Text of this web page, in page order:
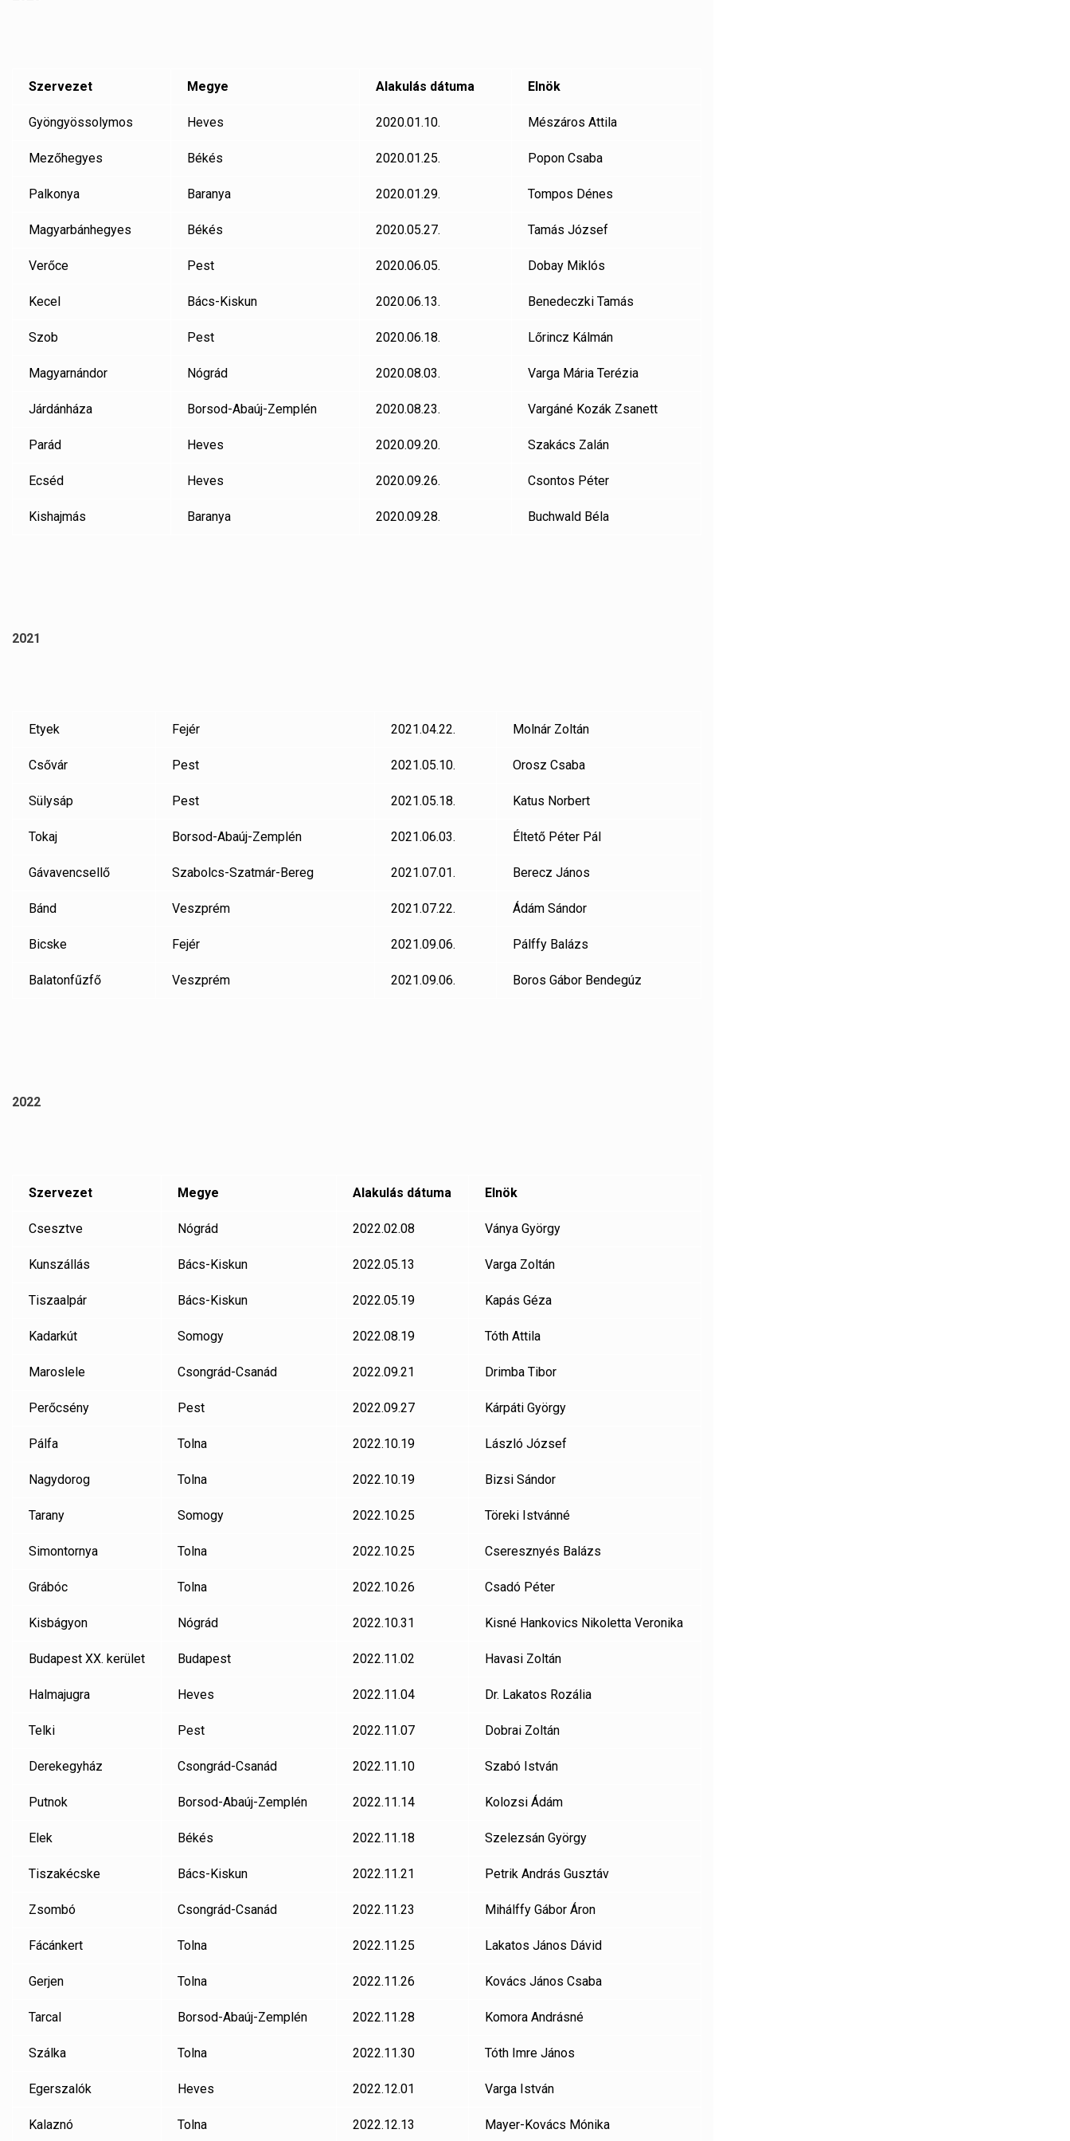
Szervezet Megye Alakulás dátuma Elnök
Gyöngyössolymos Heves 2020.01.10. Mészáros Attila
Mezőhegyes Békés 2020.01.25. Popon Csaba
Palkonya Baranya 2020.01.29. Tompos Dénes
Magyarbánhegyes Békés 2020.05.27. Tamás József
Verőce Pest 2020.06.05. Dobay Miklós
Kecel Bács-Kiskun 2020.06.13. Benedeczki Tamás
Szob Pest 2020.06.18. Lőrincz Kálmán
Magyarnándor Nógrád 2020.08.03. Varga Mária Terézia
Járdánháza Borsod-Abaúj-Zemplén 2020.08.23. Vargáné Kozák Zsanett
Parád Heves 2020.09.20. Szakács Zalán
Ecséd Heves 2020.09.26. Csontos Péter
Kishajmás Baranya 2020.09.28. Buchwald Béla
2021
Etyek Fejér 2021.04.22. Molnár Zoltán
Csővár Pest 2021.05.10. Orosz Csaba
Sülysáp Pest 2021.05.18. Katus Norbert
Tokaj Borsod-Abaúj-Zemplén 2021.06.03. Éltető Péter Pál
Gávavencsellő Szabolcs-Szatmár-Bereg 2021.07.01. Berecz János
Bánd Veszprém 2021.07.22. Ádám Sándor
Bicske Fejér 2021.09.06. Pálffy Balázs
Balatonfűzfő Veszprém 2021.09.06. Boros Gábor Bendegúz
2022
Szervezet Megye Alakulás dátuma Elnök
Csesztve Nógrád 2022.02.08 Ványa György
Kunszállás Bács-Kiskun 2022.05.13 Varga Zoltán
Tiszaalpár Bács-Kiskun 2022.05.19 Kapás Géza
Kadarkút Somogy 2022.08.19 Tóth Attila
Maroslele Csongrád-Csanád 2022.09.21 Drimba Tibor
Perőcsény Pest 2022.09.27 Kárpáti György
Pálfa Tolna 2022.10.19 László József
Nagydorog Tolna 2022.10.19 Bizsi Sándor
Tarany Somogy 2022.10.25 Töreki Istvánné
Simontornya Tolna 2022.10.25 Cseresznyés Balázs
Grábóc Tolna 2022.10.26 Csadó Péter
Kisbágyon Nógrád 2022.10.31 Kisné Hankovics Nikoletta Veronika
Budapest XX. kerület Budapest 2022.11.02 Havasi Zoltán
Halmajugra Heves 2022.11.04 Dr. Lakatos Rozália
Telki Pest 2022.11.07 Dobrai Zoltán
Derekegyház Csongrád-Csanád 2022.11.10 Szabó István
Putnok Borsod-Abaúj-Zemplén 2022.11.14 Kolozsi Ádám
Elek Békés 2022.11.18 Szelezsán György
Tiszakécske Bács-Kiskun 2022.11.21 Petrik András Gusztáv
Zsombó Csongrád-Csanád 2022.11.23 Mihálffy Gábor Áron
Fácánkert Tolna 2022.11.25 Lakatos János Dávid
Gerjen Tolna 2022.11.26 Kovács János Csaba
Tarcal Borsod-Abaúj-Zemplén 2022.11.28 Komora Andrásné
Szálka Tolna 2022.11.30 Tóth Imre János
Egerszalók Heves 2022.12.01 Varga István
Kalaznó Tolna 2022.12.13 Mayer-Kovács Mónika